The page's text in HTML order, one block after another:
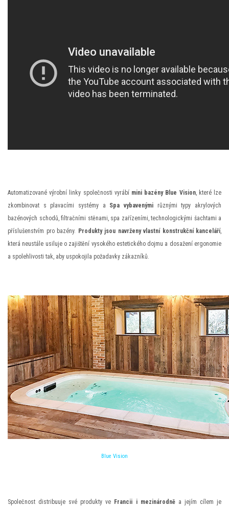
Automatizované výrobní linky společnosti vyrábí mini bazény Blue Vision, které lze
zkombinovat s plavacími systémy a Spa vybavenými různými typy akrylových
bazénových schodů, filtračními stěnami, spa zařízeními, technologickými šachtami a
příslušenstvím pro bazény. Produkty jsou navrženy vlastní konstrukční kanceláří,
která neustále usiluje o zajištění vysokého estetického dojmu a dosažení ergonomie
a spolehlivosti tak, aby uspokojila požadavky zákazníků.
Blue Vision
Společnost distribuuje své produkty ve Francii i mezinárodněa jejím cílem je